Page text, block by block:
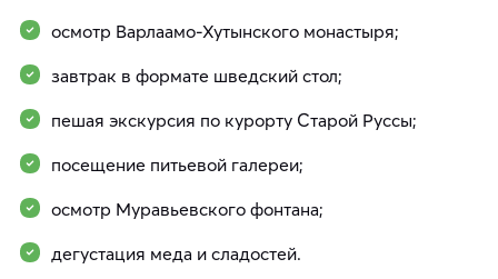
осмотр Варлаамо-Хутынского монастыря;
завтрак в формате шведский стол;
пешая экскурсия по курорту Старой Руссы;
посещение питьевой галереи;
осмотр Муравьевского фонтана;
дегустация меда и сладостей.